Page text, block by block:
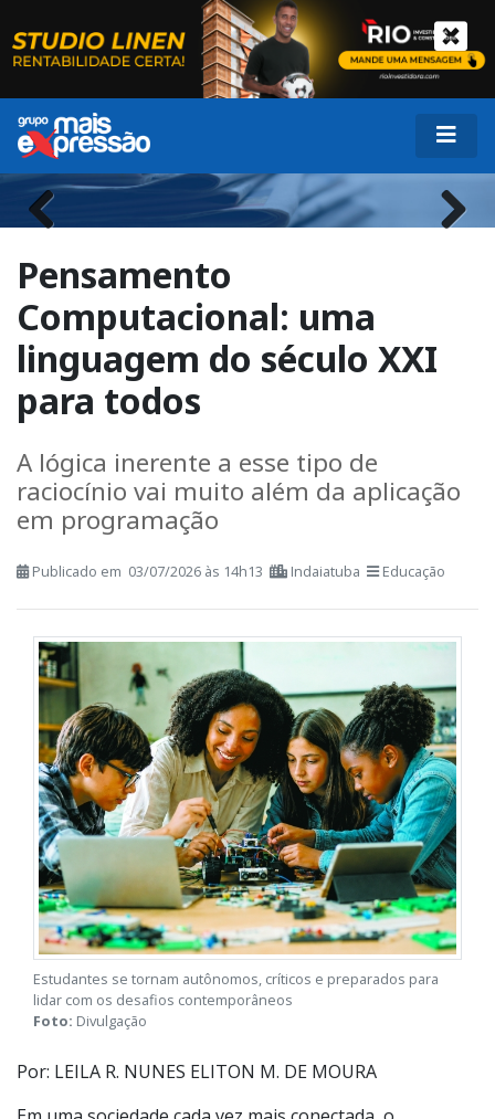
Previous
Pensamento
Computacional: uma
linguagem do século XXI
para todos
A lógica inerente a esse tipo de
raciocínio vai muito além da aplicação
em programação
Estudantes se tornam autônomos, críticos e preparados para
lidar com os desafios contemporâneos